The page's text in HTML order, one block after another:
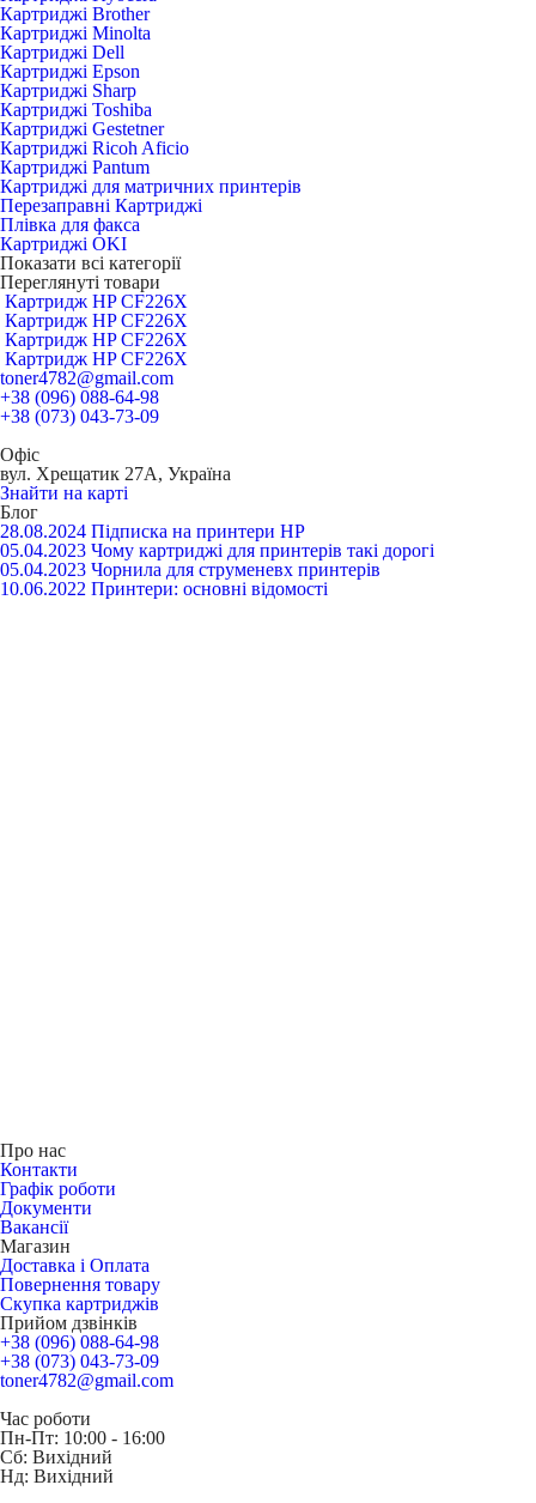
Картриджі Brother
Картриджі Minolta
Картриджі Dell
Картриджі Epson
Картриджі Sharp
Картриджі Toshiba
Картриджі Gestetner
Картриджі Ricoh Aficio
Картриджі Pantum
Картриджі для матричних принтерів
Перезаправні Картриджі
Плівка для факса
Картриджі OKI
Показати всі категорії
Переглянуті товари
Картридж HP CF226X
Картридж HP CF226X
Картридж HP CF226X
Картридж HP CF226X
toner4782@gmail.com
+38 (096) 088-64-98
+38 (073) 043-73-09
Офіс
вул. Хрещатик 27А, Україна
Знайти на карті
Блог
28.08.2024 Підписка на принтери HP
05.04.2023 Чому картриджі для принтерів такі дорогі
05.04.2023 Чорнила для струменевх принтерів
10.06.2022 Принтери: основні відомості
Про нас
Контакти
Графік роботи
Документи
Вакансії
Магазин
Доставка і Оплата
Повернення товару
Скупка картриджів
Прийом дзвінків
+38 (096) 088-64-98
+38 (073) 043-73-09
toner4782@gmail.com
Час роботи
Пн-Пт: 10:00 - 16:00
Сб: Вихідний
Нд: Вихідний